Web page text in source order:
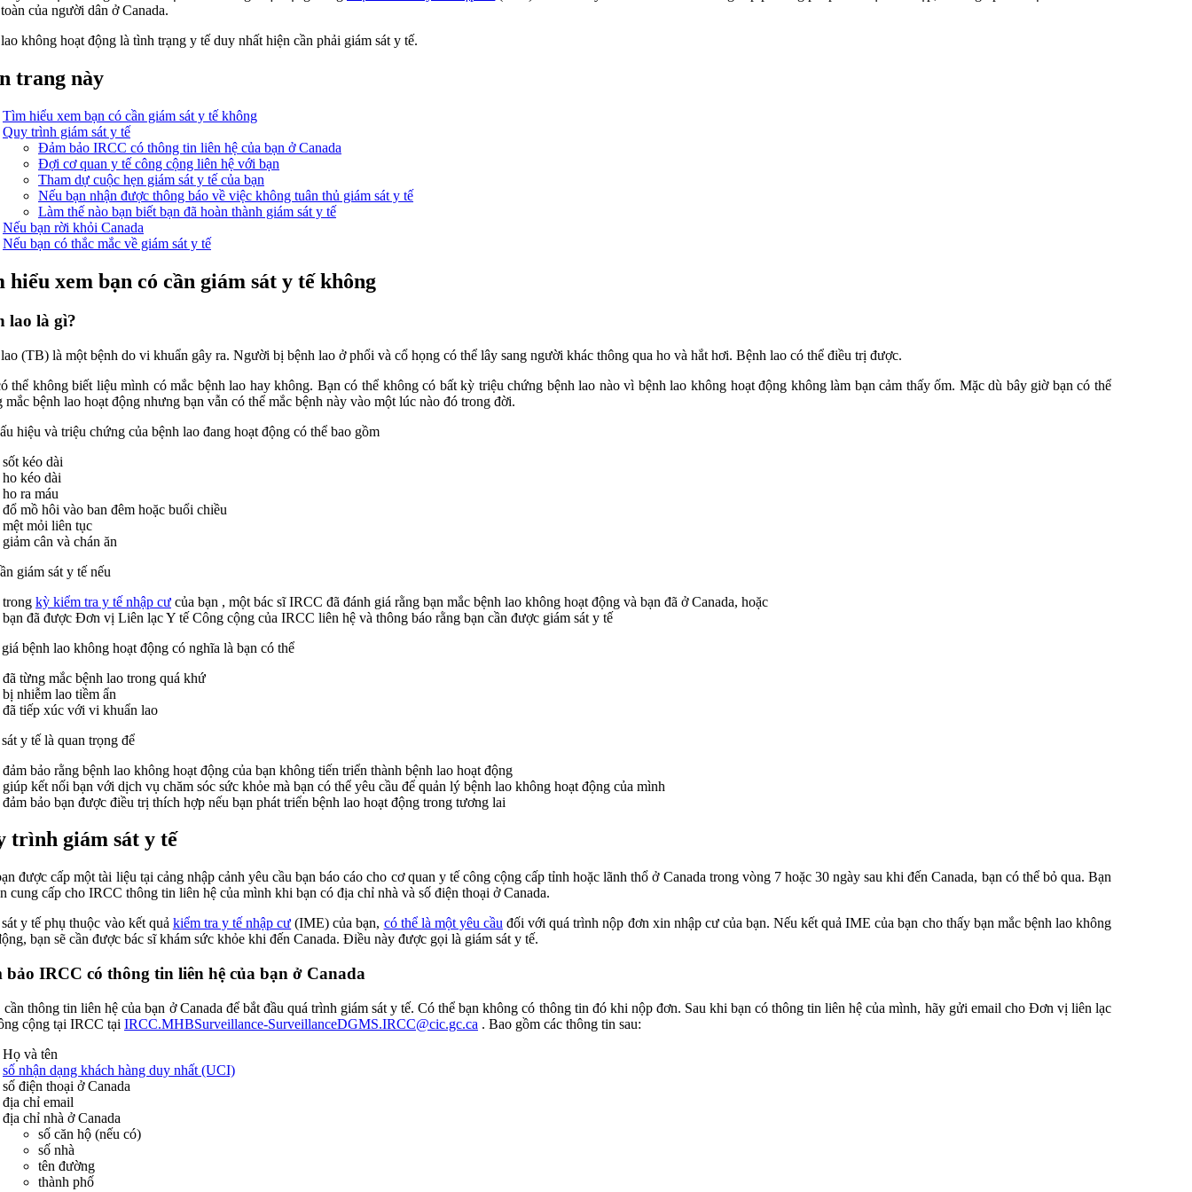
của người dân ở Canada.
không hoạt động là tình trạng y tế duy nhất hiện cần phải giám sát y tế.
trang này
Tìm hiểu xem bạn có cần giám sát y tế không
Quy trình giám sát y tế
Đảm bảo IRCC có thông tin liên hệ của bạn ở Canada
Đợi cơ quan y tế công cộng liên hệ với bạn
Tham dự cuộc hẹn giám sát y tế của bạn
Nếu bạn nhận được thông báo về việc không tuân thủ giám sát y tế
Làm thế nào bạn biết bạn đã hoàn thành giám sát y tế
Nếu bạn rời khỏi Canada
Nếu bạn có thắc mắc về giám sát y tế
hiểu xem bạn có cần giám sát y tế không
lao là gì?
(TB) là một bệnh do vi khuẩn gây ra. Người bị bệnh lao ở phổi và cổ họng có thể lây sang người khác thông qua ho và hắt hơi. Bệnh lao có thể điều trị được.
thể không biết liệu mình có mắc bệnh lao hay không. Bạn có thể không có bất kỳ triệu chứng bệnh lao nào vì bệnh lao không hoạt động không làm bạn cảm thấy ốm. Mặc dù bây giờ bạn có thể
mắc bệnh lao hoạt động nhưng bạn vẫn có thể mắc bệnh này vào một lúc nào đó trong đời.
hiệu và triệu chứng của bệnh lao đang hoạt động có thể bao gồm
sốt kéo dài
ho kéo dài
ho ra máu
đổ mồ hôi vào ban đêm hoặc buổi chiều
mệt mỏi liên tục
giảm cân và chán ăn
giám sát y tế nếu
trong kỳ kiểm tra y tế nhập cư của bạn , một bác sĩ IRCC đã đánh giá rằng bạn mắc bệnh lao không hoạt động và bạn đã ở Canada, hoặc
bạn đã được Đơn vị Liên lạc Y tế Công cộng của IRCC liên hệ và thông báo rằng bạn cần được giám sát y tế
bệnh lao không hoạt động có nghĩa là bạn có thể
đã từng mắc bệnh lao trong quá khứ
bị nhiễm lao tiềm ẩn
đã tiếp xúc với vi khuẩn lao
y tế là quan trọng để
đảm bảo rằng bệnh lao không hoạt động của bạn không tiến triển thành bệnh lao hoạt động
giúp kết nối bạn với dịch vụ chăm sóc sức khỏe mà bạn có thể yêu cầu để quản lý bệnh lao không hoạt động của mình
đảm bảo bạn được điều trị thích hợp nếu bạn phát triển bệnh lao hoạt động trong tương lai
trình giám sát y tế
được cấp một tài liệu tại cảng nhập cảnh yêu cầu bạn báo cáo cho cơ quan y tế công cộng cấp tỉnh hoặc lãnh thổ ở Canada trong vòng 7 hoặc 30 ngày sau khi đến Canada, bạn có thể bỏ qua. Bạn
cung cấp cho IRCC thông tin liên hệ của mình khi bạn có địa chỉ nhà và số điện thoại ở Canada.
y tế phụ thuộc vào kết quả kiểm tra y tế nhập cư (IME) của bạn, có thể là một yêu cầu đối với quá trình nộp đơn xin nhập cư của bạn. Nếu kết quả IME của bạn cho thấy bạn mắc bệnh lao không
bạn sẽ cần được bác sĩ khám sức khỏe khi đến Canada. Điều này được gọi là giám sát y tế.
bảo IRCC có thông tin liên hệ của bạn ở Canada
thông tin liên hệ của bạn ở Canada để bắt đầu quá trình giám sát y tế. Có thể bạn không có thông tin đó khi nộp đơn. Sau khi bạn có thông tin liên hệ của mình, hãy gửi email cho Đơn vị liên lạc
cộng tại IRCC tại IRCC.MHBSurveillance-SurveillanceDGMS.IRCC@cic.gc.ca . Bao gồm các thông tin sau:
Họ và tên
số nhận dạng khách hàng duy nhất (UCI)
số điện thoại ở Canada
địa chỉ email
địa chỉ nhà ở Canada
số căn hộ (nếu có)
số nhà
tên đường
thành phố